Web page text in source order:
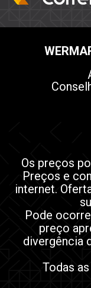
Os preços
Preços e
internet.
Pode
preço
divergência
Todas